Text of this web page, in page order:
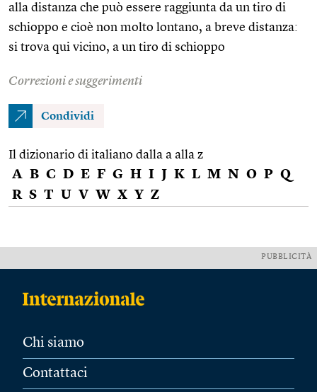
alla distanza che può essere raggiunta da un tiro di
schioppo e cioè non molto lontano, a breve distanza:
si trova qui vicino, a un tiro di schioppo
Correzioni e suggerimenti
Condividi
Il dizionario di italiano dalla a alla z
A B C D E F G H I J K L M N O P Q
R S T U V W X Y Z
PUBBLICITÀ
Chi siamo
Contattaci